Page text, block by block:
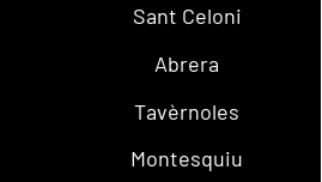
Sant Celoni
Abrera
Tavèrnoles
Montesquiu